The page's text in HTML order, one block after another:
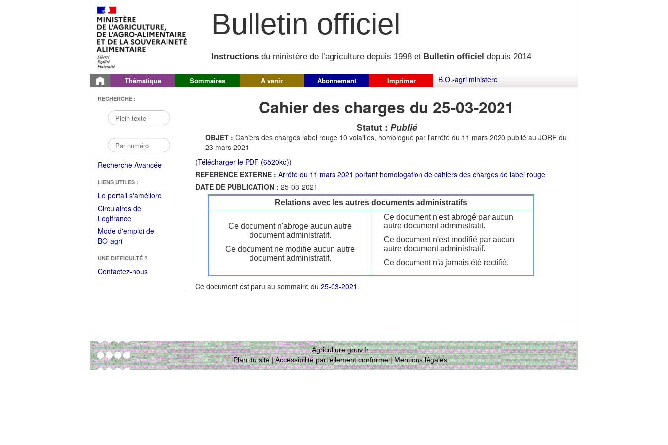
Bulletin officiel
Instructions du ministère de l’agriculture depuis 1998 et Bulletin officiel depuis 2014
Thématique Sommaires A venir Abonnement Imprimer B.O.-agri ministère
RECHERCHE :
Recherche Avancée
LIENS UTILES :
Le portail s'améliore(Fichier
Circulaires de
Legifrance(Ouvrir
dans
une
fenêtre)
Mode d'emploi de
BO-agri(Ouvrir
une
nouvelle
UNE DIFFICULTÉ ?
Contactez-nous
Cahier des charges du 25-03-2021
Statut : Publié
OBJET : Cahiers des charges label rouge 10 volailles, homologué par l'arrêté du 11 mars 2020 publié au JORF du
23 mars 2021
(Télécharger le PDF (6520ko))
REFERENCE EXTERNE : Arrêté du 11 mars 2021 portant homologation de cahiers des charges de label rouge
DATE DE PUBLICATION : 25-03-2021
Relations avec les autres documents administratifs
Ce document n'abroge aucun autre
document administratif.
Ce document ne modifie aucun autre
document administratif.
Ce document n'est abrogé par aucun
autre document administratif.
Ce document n'est modifié par aucun
autre document administratif.
Ce document n'a jamais été rectifié.
Ce document est paru au sommaire du 25-03-2021 .
Agriculture.gouv.fr
Plan du site|Accessibilité partiellement conforme|Mentions légales